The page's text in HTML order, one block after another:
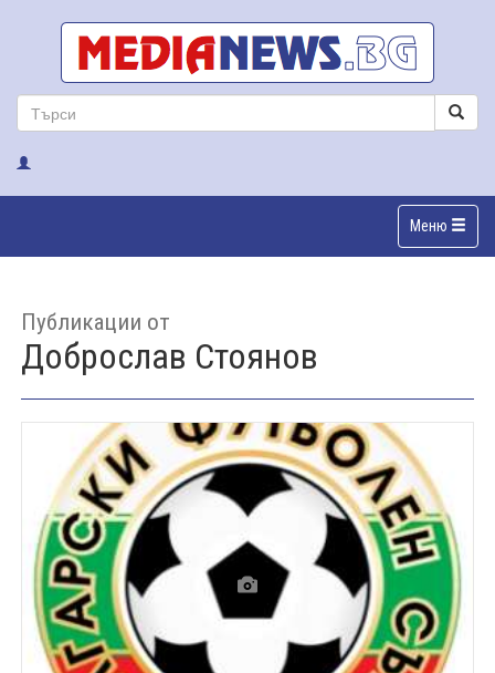
Меню
Публикации от
Доброслав Стоянов